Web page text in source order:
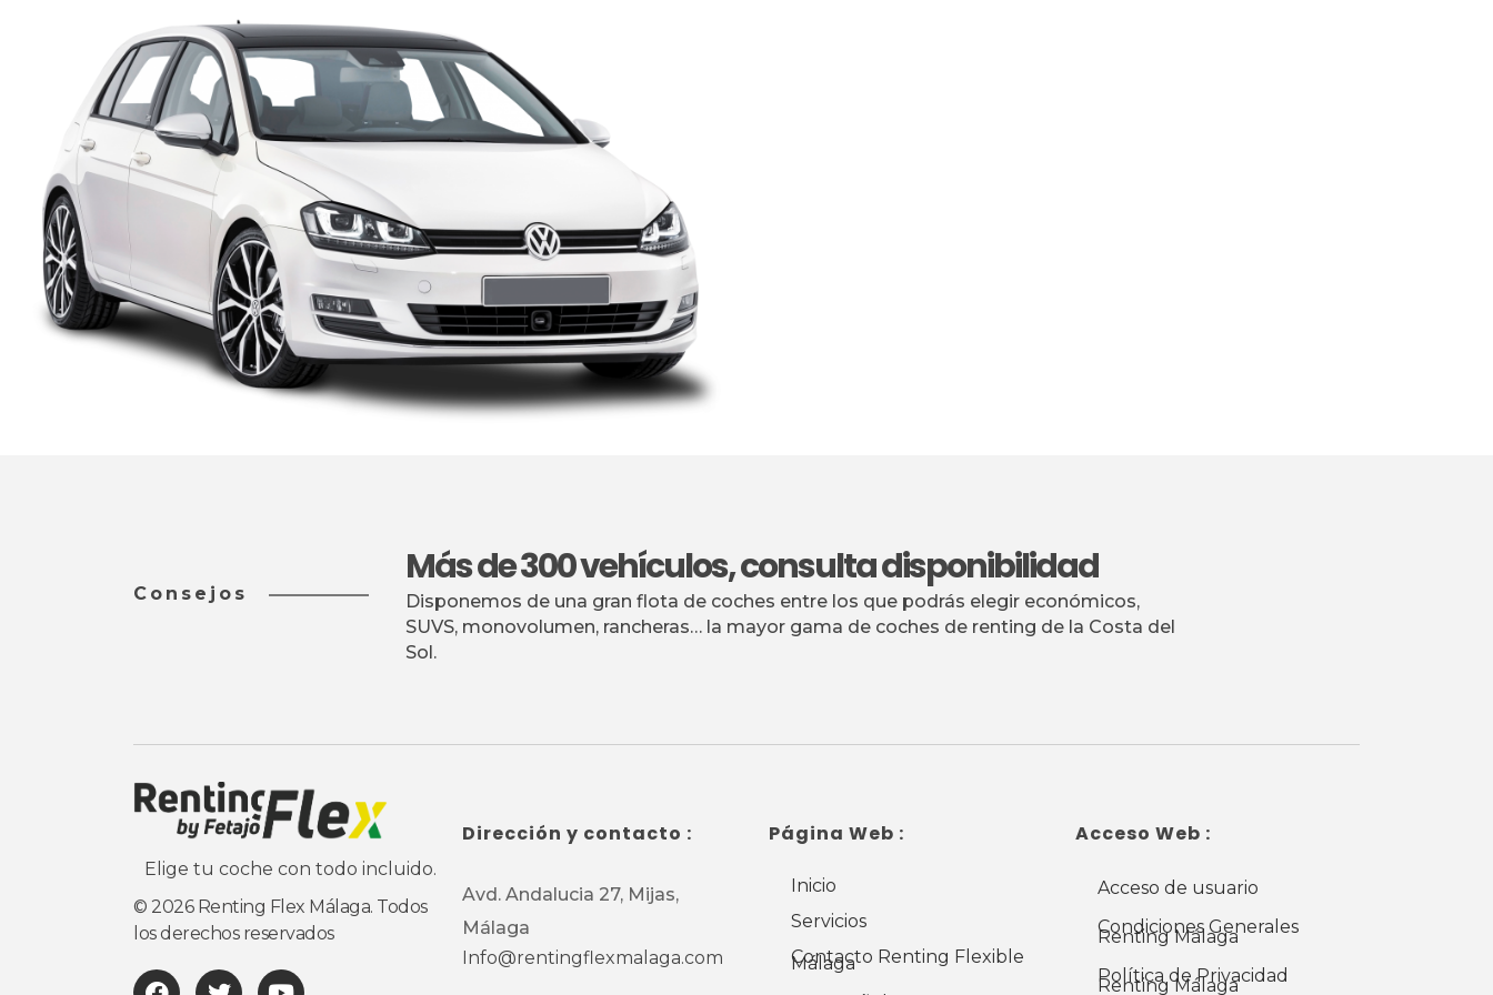
Consejos
Más de 300 vehículos, consulta disponibilidad
Disponemos de una gran flota de coches entre los que podrás elegir económicos,
SUVS, monovolumen, rancheras… la mayor gama de coches de renting de la Costa del
Sol.
Elige tu coche con todo incluido.
© 2026 Renting Flex Málaga. Todos
los derechos reservados
Dirección y contacto :
Avd. Andalucia 27, Mijas,
Málaga
Info@rentingflexmalaga.com
Página Web :
Inicio
Servicios
Contacto Renting Flexible
Málaga
Acceso Web :
Acceso de usuario
Condiciones Generales
Renting Málaga
Política de Privacidad
Renting Málaga